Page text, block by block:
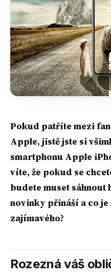
Pokud patříte mezi
Apple, jistě jste si
smartphonu Apple
víte, že pokud se
budete muset sáhnout
novinky přináší a co je
zajímavého?
Rozezná váš